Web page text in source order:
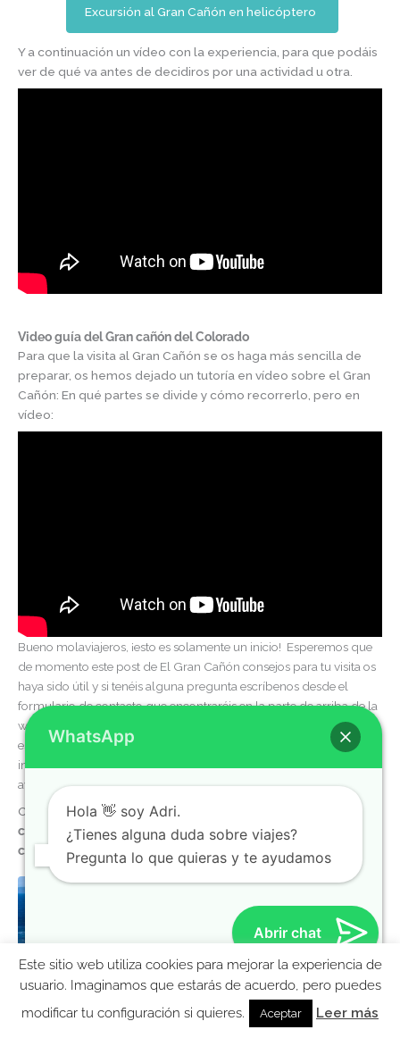
Excursión al Gran Cañón en helicóptero
Y a continuación un vídeo con la experiencia, para que podáis
ver de qué va antes de decidiros por una actividad u otra.
Video guía del Gran cañón del Colorado
Para que la visita al Gran Cañón se os haga más sencilla de
preparar, os hemos dejado un tutoría en vídeo sobre el Gran
Cañón: En qué partes se divide y cómo recorrerlo, pero en
vídeo:
Bueno molaviajeros, ¡esto es solamente un inicio! Esperemos que
de momento este post de El Gran Cañón consejos para tu visita os
haya sido útil y si tenéis alguna pregunta escríbenos desde el
formulario de contacto que encontraréis en la parte de arriba de la
web. Por último, lo de siempre, deciros que si compráis alguna de
estos tour o excursiones a través de los enlaces que os dejamos
incluidos en los posts, nos ayudáis a seguir haciendo contenido y
ayudando al viajero.
Os dejamos en el siguiente banner, nuestra
costa Oeste de los Estados Unidos, una ruta de16 días en
coche
con muchos consejos y presupuesto.
Este sitio web utiliza cookies para mejorar la experiencia de
usuario. Imaginamos que estarás de acuerdo, pero puedes
modificar tu configuración si quieres.
Aceptar Leer más
WhatsApp
Hola 👋 soy Adri.
¿Tienes alguna duda sobre viajes?
Pregunta lo que quieras y te ayudamos
Abrir chat
MolaViajar